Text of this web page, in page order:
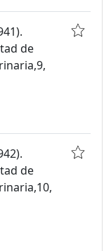
de
de